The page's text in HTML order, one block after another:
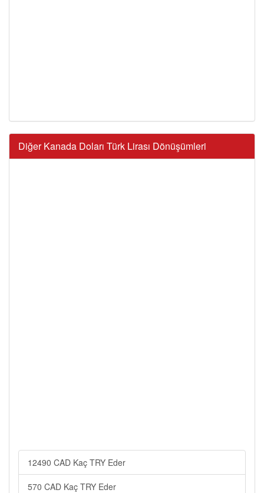
Diğer Kanada Doları Türk Lirası Dönüşümleri
12490 CAD Kaç TRY Eder
570 CAD Kaç TRY Eder